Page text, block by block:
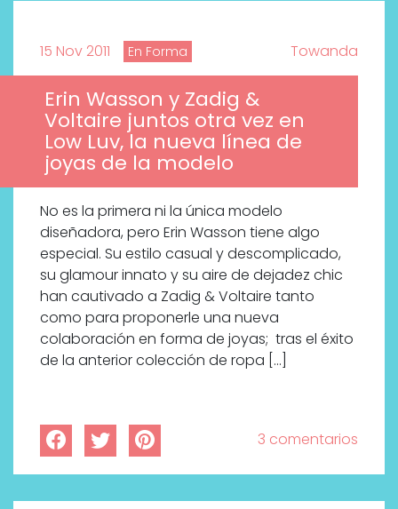
15 Nov 2011 En Forma Towanda
Erin Wasson y Zadig &
Voltaire juntos otra vez en
Low Luv, la nueva línea de
joyas de la modelo
No es la primera ni la única modelo
diseñadora, pero Erin Wasson tiene algo
especial. Su estilo casual y descomplicado,
su glamour innato y su aire de dejadez chic
han cautivado a Zadig & Voltaire tanto
como para proponerle una nueva
colaboración en forma de joyas; tras el éxito
de la anterior colección de ropa […]
3 comentarios